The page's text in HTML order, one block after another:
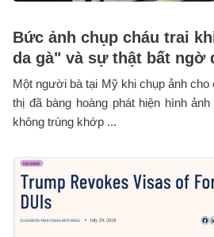
Bức ảnh chụp cháu trai
da gà" và sự thật bất ngờ
Một người bà tại Mỹ khi chụp ảnh cho
thị đã bàng hoàng phát hiện hình
không trùng khớp ...